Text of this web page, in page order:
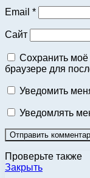
Email *
Сайт
Сохранить моё
браузере для
Уведомить
Уведомлять
Проверьте также
Закрыть